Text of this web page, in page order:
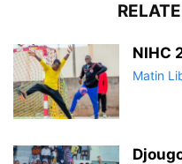
‎NIHC
Matin